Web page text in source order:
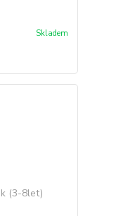
Skladem